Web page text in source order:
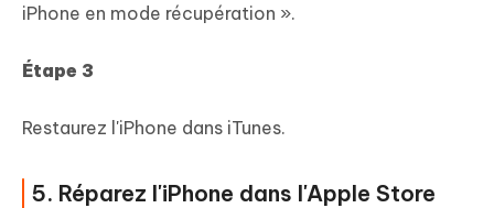
iPhone en mode récupération ».
Étape 3
Restaurez l'iPhone dans iTunes.
5. Réparez l'iPhone dans l'Apple Store